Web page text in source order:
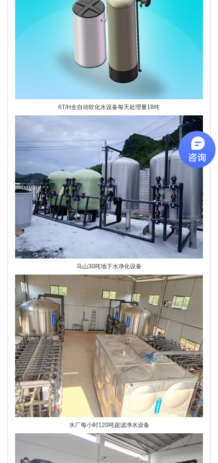
6T/H全自动软化水设备每天处理量18吨
马山30吨地下水净化设备
水厂每小时120吨超滤净水设备